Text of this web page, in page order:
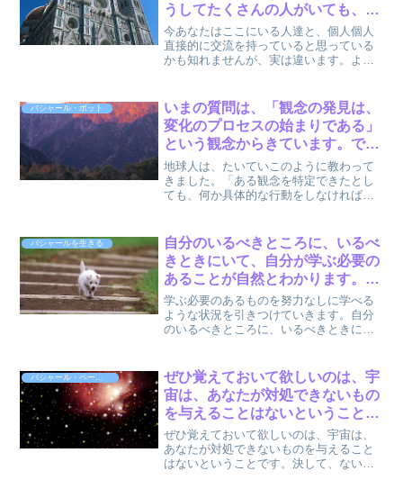
うしてたくさんの人がいても、自
分流の見方をした人を見ているに
すぎません。本当の相手と直接的
な交流はしていないのです。by
今あなたはここにいる人達と、個人個人
直接的に交流を持っていると思っている
かも知れませんが、実は違います。より
人がいても、自分流の見方をした人を見
ているにすぎません。本...
バシャール・ボット
いまの質問は、「観念の発見は、
変化のプロセスの始まりである」
という観念からきています。でも
実は、「自分はこんな観念を持っ
ているのだ」と気づくのは、変化
のプロセスの終わりなのです。
地球人は、たいていこのように教わって
きました。「ある観念を特定できたとし
ても、何か具体的な行動をしなければ変
は、「観念の発見は、変化のプロセスの
始まりである」という観念か...
バシャールを生きる
自分のいるべきところに、いるべ
きときにいて、自分が学ぶ必要の
あることが自然とわかります。そ
れをシンクロニシティといいま
す。 : バシャールを生きる
学ぶ必要のあるものを努力なしに学べる
ような状況を引きつけていきます。自分
のいるべきところに、いるべきときにい
いいます。タイミングと呼んでもいいで
すね。これが自動的に起き...
バシャール・ペーパーバック4
ぜひ覚えておいて欲しいのは、宇
宙は、あなたが対処できないもの
を与えることはないということで
す。決して、ないのです。決し
て、決して、です。 by バシャー
ル
ぜひ覚えておいて欲しいのは、宇宙は、
あなたが対処できないものを与えること
はないということです。決して、ないの